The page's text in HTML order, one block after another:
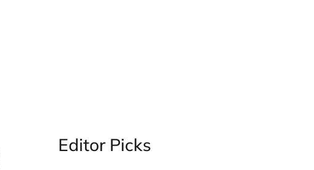
Editor Picks